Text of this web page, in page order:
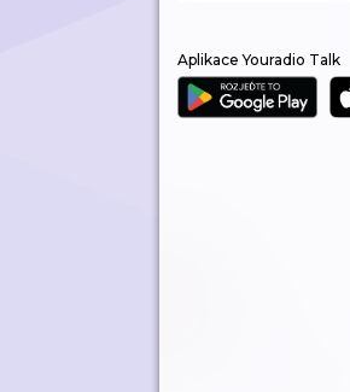
Aplikace Youradio Talk